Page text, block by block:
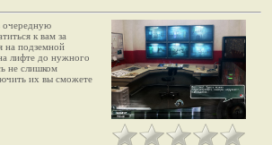
очередную
к вам за
на подземной
лифте до нужного
не слишком
их вы сможете